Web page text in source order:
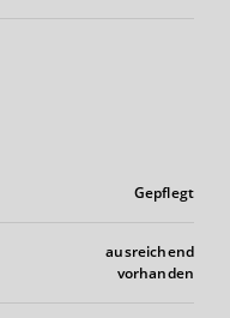
Gepflegt
ausreichend
vorhanden